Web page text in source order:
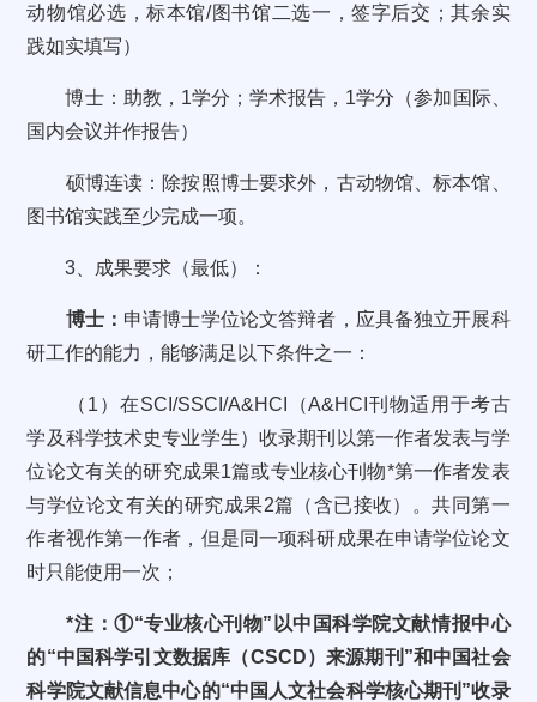
动物馆必选，标本馆/图书馆二选一，签字后交；其余实
践如实填写）
博士：助教，1学分；学术报告，1学分（参加国际、
国内会议并作报告）
硕博连读：除按照博士要求外，古动物馆、标本馆、
图书馆实践至少完成一项。
3、成果要求（最低）：
博士： 申请博士学位论文答辩者，应具备独立开展科
研工作的能力，能够满足以下条件之一：
（1）在SCI/SSCI/A&HCI（A&HCI刊物适用于考古
学及科学技术史专业学生）收录期刊以第一作者发表与学
位论文有关的研究成果1篇或专业核心刊物*第一作者发表
与学位论文有关的研究成果2篇（含已接收）。共同第一
作者视作第一作者，但是同一项科研成果在申请学位论文
时只能使用一次；
*注：①“专业核心刊物”以中国科学院文献情报中心
的“中国科学引文数据库（CSCD）来源期刊”和中国社会
科学院文献信息中心的“中国人文社会科学核心期刊”收录